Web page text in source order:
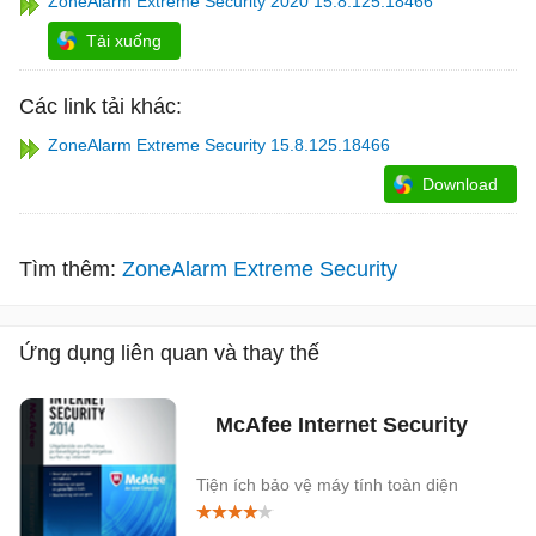
Tải xuống
Các link tải khác:
ZoneAlarm Extreme Security 15.8.125.18466
Download
Tìm thêm: ZoneAlarm Extreme Security
Ứng dụng liên quan và thay thế
McAfee Internet Security
Tiện ích bảo vệ máy tính toàn diện